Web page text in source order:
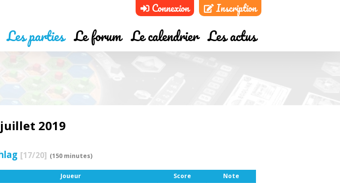
2019
[17/20] (150 minutes)
Joueur Score Note
Connexion Inscription
Les parties Le forum Le calendrier Les actus